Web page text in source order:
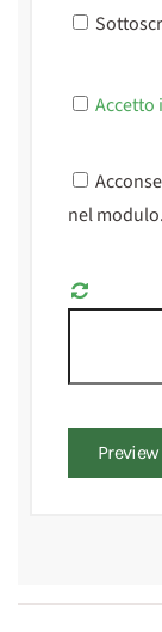
Accetto
nel modulo.
Preview